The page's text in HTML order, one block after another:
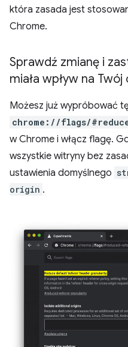
która zasada jest
Chrome.
Sprawdź zmianę i
miała wpływ na Twój
Możesz już wypróbować
chrome://flags/
w Chrome i włącz flagę.
wszystkie witryny bez
ustawienia domyślnego
origin .